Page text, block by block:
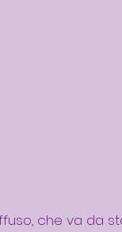
che va da